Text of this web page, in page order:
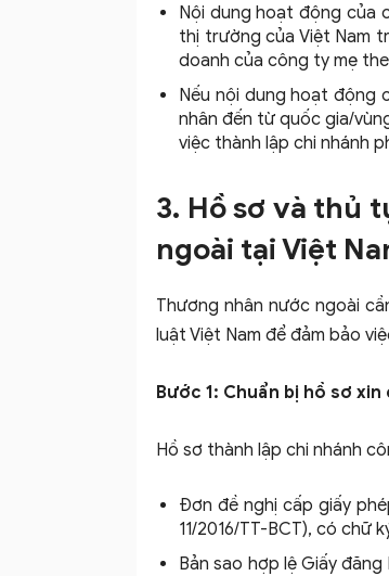
Nội dung hoạt động của
thị trường của Việt Nam
doanh của công ty mẹ
Nếu nội dung hoạt động
nhân đến từ quốc gia/
việc thành lập chi nhánh
3. Hồ sơ và thủ
ngoài tại Việt
Thương nhân nước ngoài
luật Việt Nam để đảm bảo
Bước 1: Chuẩn bị hồ sơ
Hồ sơ thành lập chi nhánh
Đơn đề nghị cấp giấy
11/2016/TT-BCT), có chữ
Bản sao hợp lệ Giấy